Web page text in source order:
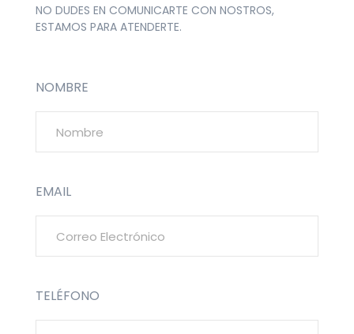
NO DUDES EN COMUNICARTE CON NOSTROS,
ESTAMOS PARA ATENDERTE.
NOMBRE
EMAIL
TELÉFONO